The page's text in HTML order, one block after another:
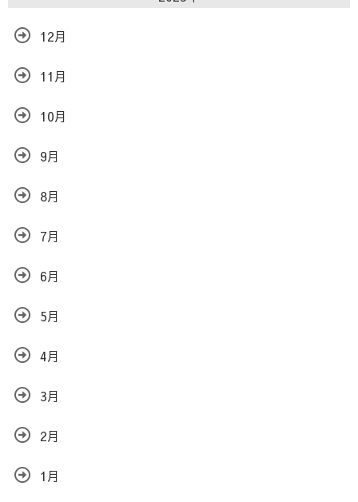
12月
11月
10月
9月
8月
7月
6月
5月
4月
3月
2月
1月